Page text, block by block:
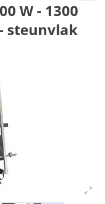
W - 1300
steunvlak